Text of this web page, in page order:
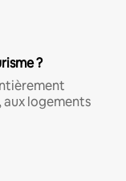
?
aux logements